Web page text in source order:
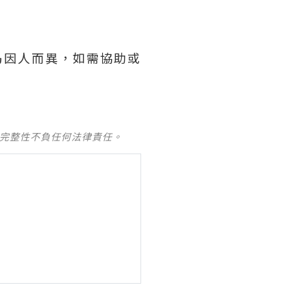
人而異，如需協助或
整性不負任何法律責任。